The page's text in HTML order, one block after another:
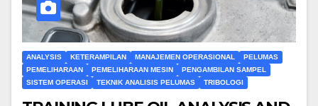
ANALYSIS KETERAMPILAN MANAJEMEN OPERASIONAL
PELUMAS
PEMELIHARAAN
PEMELIHARAAN MESIN
PENGAMBILAN SAMPEL
SISTEM OPERASI
TEKNIK ANALISIS PELUMAS TRIBOLOGI